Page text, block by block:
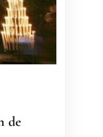
de